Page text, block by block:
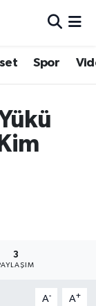
Spor
3
A- A+